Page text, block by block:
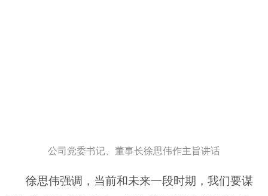
公司党委书记、董事长徐思伟作主旨讲话
徐思伟强调，当前和未来一段时期，我们要谋